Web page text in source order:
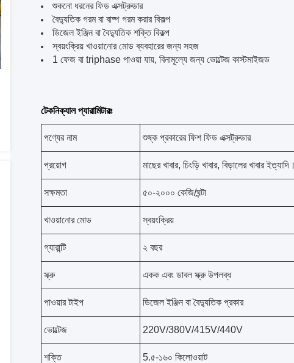
শুকনো ধরনের ফিড এক্সট্রুডার
বৈদ্যুতিক গরম বা বাষ্প গরম করার বিকল্প
ডিজেল ইঞ্জিন বা বৈদ্যুতিক শক্তি বিকল্প
স্বয়ংক্রিয় খাওয়ানোর মোড ব্যবহারের জন্য সহজ
1 ফেজ বা triphase পাওয়া যায়, বিনামূল্যে জন্য ভোল্টেজ কাস্টমাইজড
টেকনিক্যাল প্যারামিটারঃ
পণ্যের নাম শুষ্ক প্রকারের ফিশ ফিড এক্সট্রুডার
প্রয়োগ মাছের খাবার, চিংড়ি খাবার, বিড়ালের খাবার ইত্যাদি।
সক্ষমতা ৫০-২০০০ কেজি/ঘন্টা
খাওয়ানোর মোড স্বয়ংক্রিয়
গ্যারান্টি ২ বছর
স্ক্রু একক এবং ডাবল স্ক্রু উপলব্ধ
পাওয়ার টাইপ ডিজেল ইঞ্জিন বা বৈদ্যুতিক প্রকার
ভোল্টেজ 220V/380V/415V/440V
শক্তি 5.৫-১৬০ কিলোওয়াট